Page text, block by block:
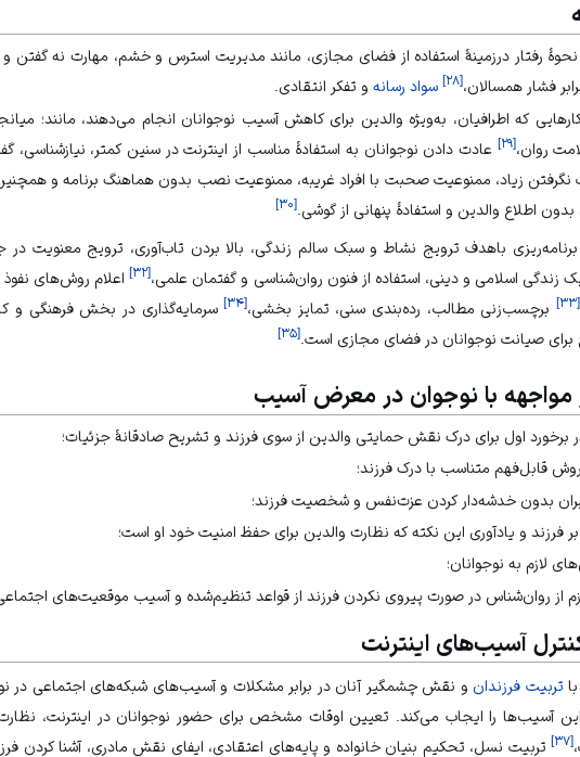
نحوهٔ رفتار درزمینهٔ استفاده از فضای مجازی، مانند مدیریت استرس و خشم، مهارت نه گفتن
فشار همسالان،[۲۸] سواد رسانه و تفکر انتقادی.
که اطرافیان، به‌ویژه والدین برای کاهش آسیب نوجوانان انجام می‌دهند، مانند؛
روان،[۲۹] عادت دادن نوجوانان به استفادهٔ مناسب از اینترنت در سنین کمتر، نیازشناسی،
زیاد، ممنوعیت صحبت با افراد غریبه، ممنوعیت نصب بدون هماهنگ برنامه و
بدون اطلاع والدین و استفادهٔ پنهانی از گوشی.[۳۰]
باهدف ترویج نشاط و سبک سالم زندگی، بالا بردن تاب‌آوری، ترویج معنویت در
زندگی اسلامی و دینی، استفاده از فنون روان‌شناسی و گفتمان علمی،[۳۲]اعلام روش‌های نفوذ
[۳۳]برچسب‌زنی مطالب، رده‌بندی سنی، تمایز بخشی،[۳۴]سرمایه‌گذاری در بخش فرهنگی و
صیانت نوجوانان در فضای مجازی است. [۳۵]
مواجهه با نوجوان در معرض آسیب
برخورد اول برای درک نقش حمایتی والدین از سوی فرزند و تشریح صادقانهٔ جزئیات؛
قابل‌فهم متناسب با درک فرزند؛
بدون خدشه‌دار کردن عزت‌نفس و شخصیت فرزند؛
فرزند و یادآوری این نکته که نظارت والدین برای حفظ امنیت خود او است؛
لازم به نوجوانان؛
از روان‌شناس در صورت پیروی نکردن فرزند از قواعد تنظیم‌شده و آسیب موقعیت‌های
آسیب‌های اینترنت
تربیت فرزندان و نقش چشمگیر آنان در برابر مشکلات و آسیب‌های شبکه‌های اجتماعی در
آسیب‌ها را ایجاب می‌کند. تعیین اوقات مشخص برای حضور نوجوانان در اینترنت،
[۳۷]تربیت نسل، تحکیم بنیان خانواده و پایه‌های اعتقادی، ایفای نقش مادری، آشنا کردن